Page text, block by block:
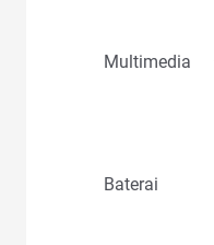
Multimedia
Baterai